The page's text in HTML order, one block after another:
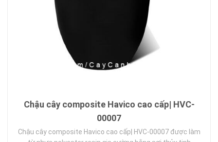
Chậu cây composite Havico cao cấp| HVC-
00007
Chậu cây composite Havico cao cấp| HVC-00007 được làm